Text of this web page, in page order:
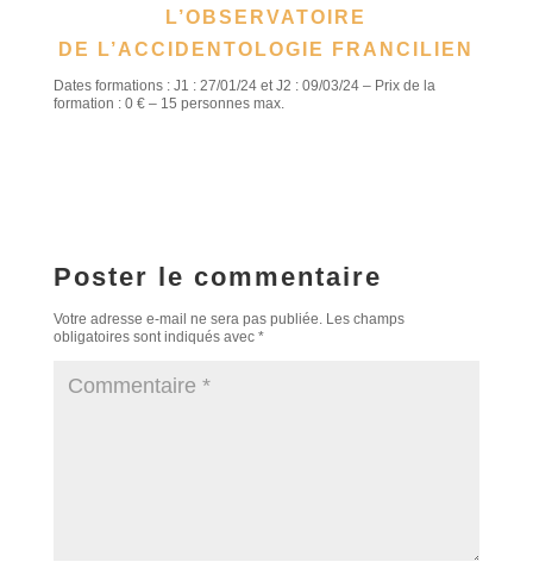
L’OBSERVATOIRE
DE L’ACCIDENTOLOGIE FRANCILIEN
Dates formations : J1 : 27/01/24 et J2 : 09/03/24 – Prix de la
formation : 0 € – 15 personnes max.
Poster le commentaire
Votre adresse e-mail ne sera pas publiée. Les champs
obligatoires sont indiqués avec *